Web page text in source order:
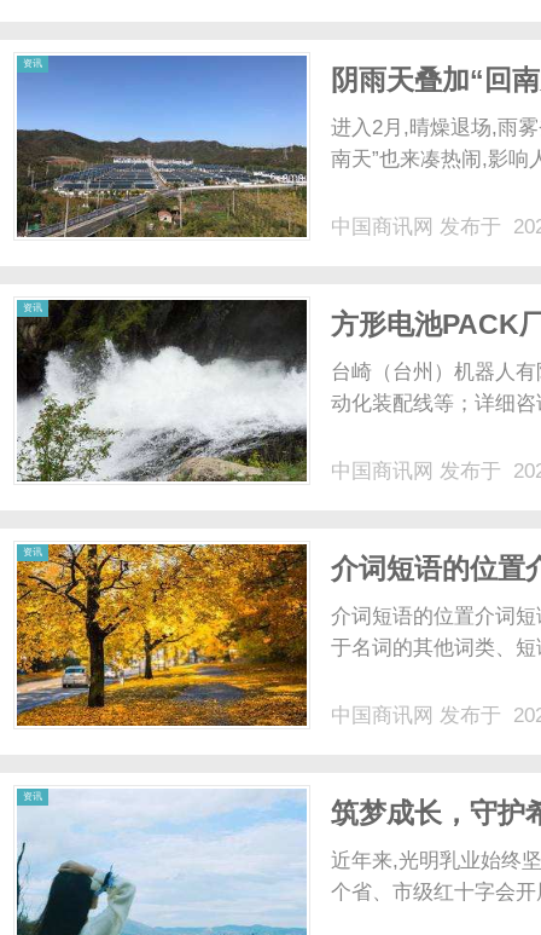
资讯
阴雨天叠加“回
除湿？
进入2月,晴燥退场,雨
南天”也来凑热闹,影响
中国商讯网 发布于
资讯
方形电池PACK
台崎（台州）机器人
动化装配线等；详细
中国商讯网 发布于
资讯
介词短语的位置
介词短语的位置介词
于名词的其他词类、
中国商讯网 发布于
资讯
筑梦成长，守护
近年来,光明乳业始终
个省、市级红十字会